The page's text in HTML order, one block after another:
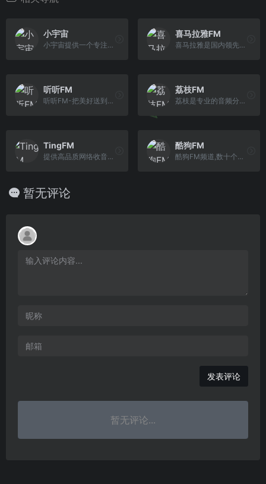
小宇宙
小宇宙提供一个专注于科技、文化、娱乐的播客平台，可下载应用收听最新资讯和故事。
喜马拉雅FM
喜马拉雅是国内领先的音频分享平台, 汇集了有声小说、儿童故事、相声评书、京剧戏曲、新闻段子、广播电台等数亿条免费声音内容, 听书、听小说、听故事、听儿 歌、听音乐, 为您找到每一天的精神食粮！
听听FM
听听FM-把美好送到你耳边
荔枝FM
荔枝是专业的音频分享平台,汇集了听音乐,英语,睡前故事,儿童故事,有声小说,相声段子,历史人文,有声书等数亿条音频,超过2亿用户选择的网络FM,随时随地，想听就听，你喜爱的音频尽在荔枝。
TingFM
提供高品质网络收音机在线收听服务，无软件安装实现网页在线收听，手机在线收听广播。网站全面汇集整理国内外主流电台流媒体播放地址，方便广大广播爱好者随 时随地利用网络收听喜爱的广播电台。TingFM祝您收听愉快！
酷狗FM
酷狗FM频道,数十个音乐FM为你精心打造,带你邂逅喜爱的音乐,享受随意听音乐的精彩。
暂无评论
发表评论
暂无评论...